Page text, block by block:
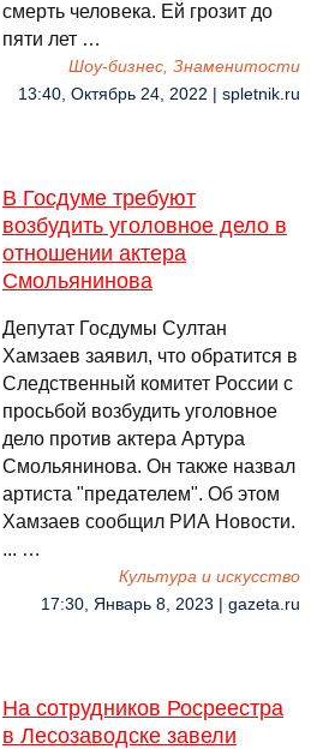
смерть человека. Ей грозит до
пяти лет …
Шоу-бизнес, Знаменитости
13:40, Октябрь 24, 2022 | spletnik.ru
В Госдуме требуют
возбудить уголовное дело в
отношении актера
Смольянинова
Депутат Госдумы Султан
Хамзаев заявил, что обратится в
Следственный комитет России с
просьбой возбудить уголовное
дело против актера Артура
Смольянинова. Он также назвал
артиста "предателем". Об этом
Хамзаев сообщил РИА Новости.
... …
Культура и искусство
17:30, Январь 8, 2023 | gazeta.ru
На сотрудников Росреестра
в Лесозаводске завели